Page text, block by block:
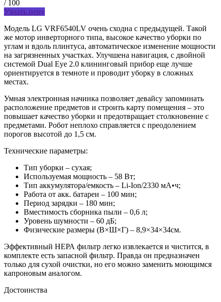
/ 100
Узнать цену
Модель LG VRF6540LV очень сходна с предыдущей. Такой
же мотор инверторного типа, высокое качество уборки по
углам и вдоль плинтуса, автоматическое изменение мощности
на загрязненных участках. Улучшена навигация, с двойной
системой Dual Eye 2.0 клининговый прибор еще лучше
ориентируется в темноте и проводит уборку в сложных
местах.
Умная электронная начинка позволяет девайсу запоминать
расположение предметов и строить карту помещения – это
повышает качество уборки и предотвращает столкновение с
предметами. Робот неплохо справляется с преодолением
порогов высотой до 1,5 см.
Технические параметры:
Тип уборки – сухая;
Используемая мощность – 58 Вт;
Тип аккумулятора/емкость – Li-Ion/2330 мА•ч;
Работа от акк. батареи – 100 мин;
Период зарядки – 180 мин;
Вместимость сборника пыли – 0,6 л;
Уровень шумности – 60 дБ;
Физические размеры (В×Ш×Г) – 8,9×34×34см.
Эффективный НЕРА фильтр легко извлекается и чистится, в
комплекте есть запасной фильтр. Правда он предназначен
только для сухой очистки, но его можно заменить моющимся
капроновым аналогом.
Достоинства